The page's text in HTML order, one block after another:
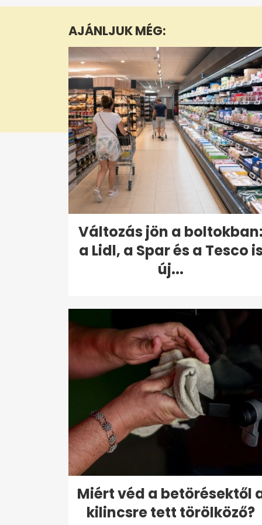
minute,
secondsVolume
0%
AJÁNLJUK MÉG:
Változás jön a boltokban:
a Lidl, a Spar és a Tesco is
új...
Miért véd a betörésektől
kilincsre tett törölköző?